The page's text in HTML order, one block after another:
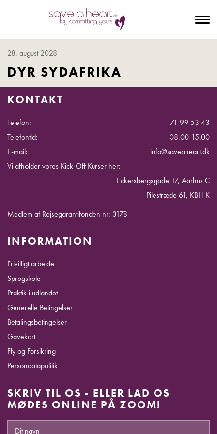
28. august 2028
DYR SYDAFRIKA
KONTAKT
Telefon:
71 99 53 43
Telefontid:
08.00-15.00
E-mail:
info@saveaheart.dk
Vi afholder vores Kick-Off Kurser her:
Eckersbergsgade 17, Aarhus C
Pilestræde 61, KBH K
Medlem af Rejsegarantifonden nr: 3178
INFORMATION
Frivilligt arbejde
Sprogskole
Praktik i udlandet
Generelle Betingelser
Betalingsbetingelser
Gavekort
Fly og Forsikring
Persondatapolitik
SKRIV TIL OS - ELLER LAD OS
MØDES ONLINE PÅ ZOOM!